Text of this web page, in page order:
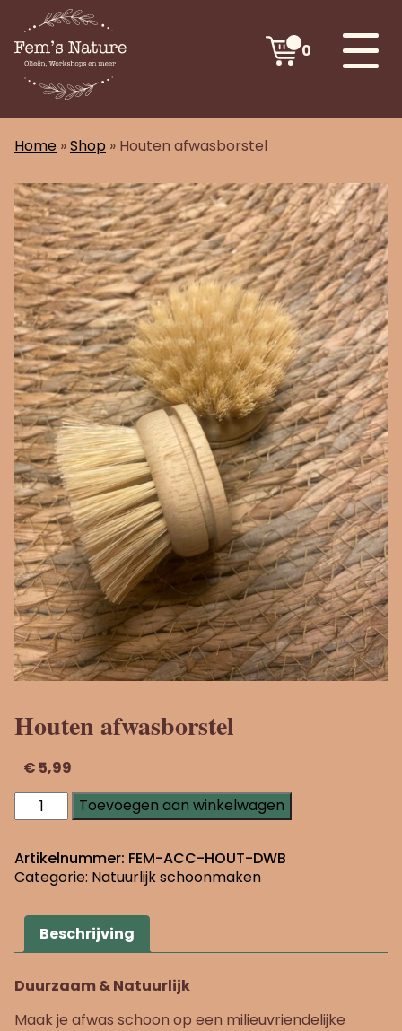
0
Home »Shop » Houten afwasborstel
Houten afwasborstel
€ 5,99
Houten
afwasborstel
Toevoegen aan winkelwagen
Artikelnummer: FEM-ACC-HOUT-DWB
Categorie: Natuurlijk schoonmaken
Beschrijving
Duurzaam & Natuurlijk
Maak je afwas schoon op een milieuvriendelijke